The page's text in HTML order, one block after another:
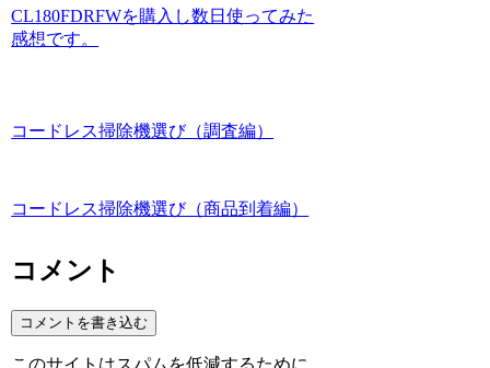
CL180FDRFWを購入し数日使ってみた
感想です。
コードレス掃除機選び（調査編）
コードレス掃除機選び（商品到着編）
コメント
コメントを書き込む
このサイトはスパムを低減するために